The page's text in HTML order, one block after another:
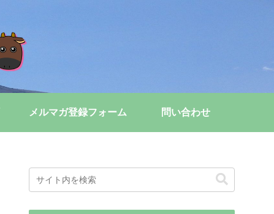
メルマガ登録フォーム 問い合わせ